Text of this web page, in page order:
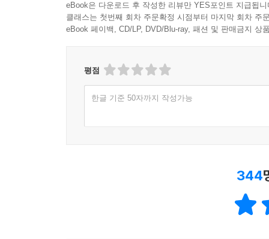
eBook은 다운로드 후 작성한 리뷰만 YES포인트 지급됩니
클래스는 첫번째 회차 주문확정 시점부터 마지막 회차 주
eBook 페이백, CD/LP, DVD/Blu-ray, 패션 및 판매금지 상
평점
한글 기준 50자까지 작성가능
344